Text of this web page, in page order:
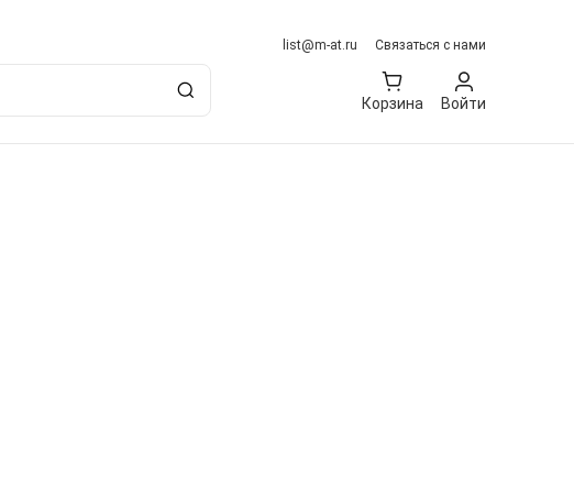
list@m-at.ru Связаться с нами
Корзина Войти